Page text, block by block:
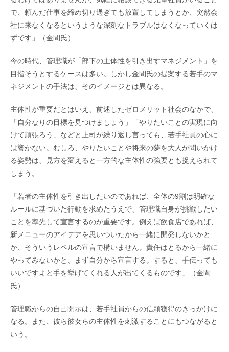
で、頼んだ仕事を締め切り過ぎても放置してしまうとか、突然会
社に来なくなるというような深刻なトラブルはなくなっていくは
ずです」（金間氏）
今の時代、管理職が「部下の主体性を引き出すマネジメント」を
目指そうとするケースは多い。しかし金間氏の提案する若手のマ
ネジメントの手法は、そのイメージとは異なる。
主体性が重要だとはいえ、前述したゼロメリット社会のなかで、
「自分なりの目標を見つけましょう」「やりたいことの実現に向
けて頑張ろう」などと上司が繰り返し言っても、若手社員の心に
は響かない。むしろ、やりたいことや将来の夢を大人が問いかけ
る姿勢は、見方を変えると一方的な主体性の強要とも捉えられて
しまう。
「若者の主体性を引き出したいのであれば、全体の9割は明確な
ルールに基づいた行動を求めたうえで、管理職自身が挑戦したい
ことを率先して宣言するのが重要です。例えば飲食店であれば、
新メニューのアイデアを思いついたから一緒に開発しないかと
か、そういうレベルの宣言で構いません。責任はとるから一緒に
やってみないかと、まず自分から宣言する。すると、手伝っても
いいですよと手を挙げてくれる人が出てくるものです」（金間
氏）
管理職からの自己開示は、若手社員からの信頼獲得のきっかけに
なる。また、彼ら彼女らの主体性を刺激することにもつながると
いう。